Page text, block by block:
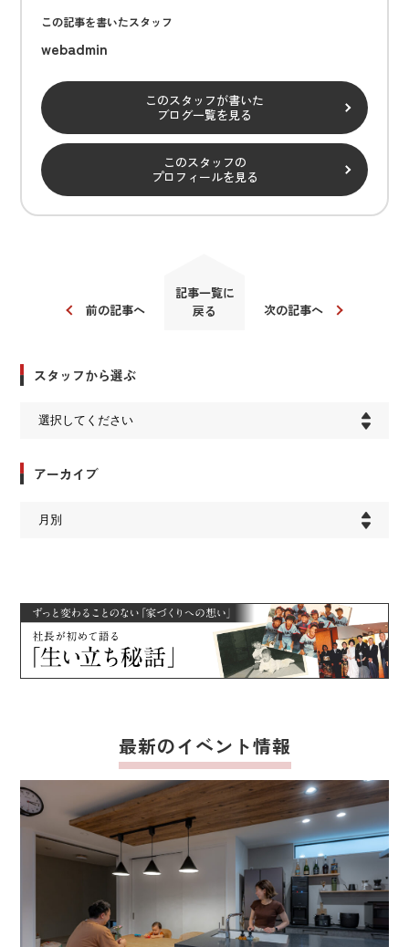
この記事を書いたスタッフ
webadmin
このスタッフが書いた
ブログ一覧を見る
このスタッフの
プロフィールを見る
前の記事へ
記事一覧に
戻る
次の記事へ
スタッフから選ぶ
アーカイブ
最新のイベント情報